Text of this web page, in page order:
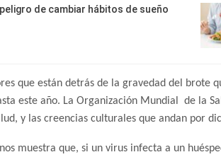
peligro de cambiar hábitos de sueño
que están detrás de la gravedad del brote
este año. La Organización Mundial de la
y las creencias culturales que andan por
muestra que, si un virus infecta a un